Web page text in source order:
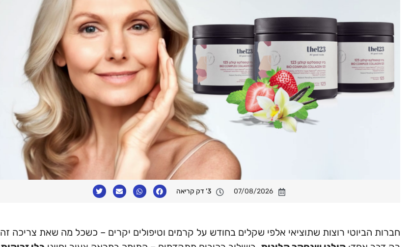
07/08/2026 3' דק קריאה
חברות הביוטי רוצות שתוציאי אלפי שקלים בחודש על קרמים וטיפולים יקרים – כשכל מה שאת צריכה זה